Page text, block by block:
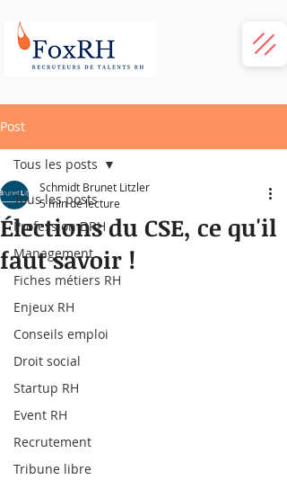
Post
Tous les posts
Profession DRH
Management
Fiches métiers RH
Enjeux RH
Conseils emploi
Droit social
Startup RH
Event RH
Recrutement
Tribune libre
Tous les posts
Élections du CSE, ce qu'il
faut savoir !
Schmidt Brunet Litzler
5 min de lecture